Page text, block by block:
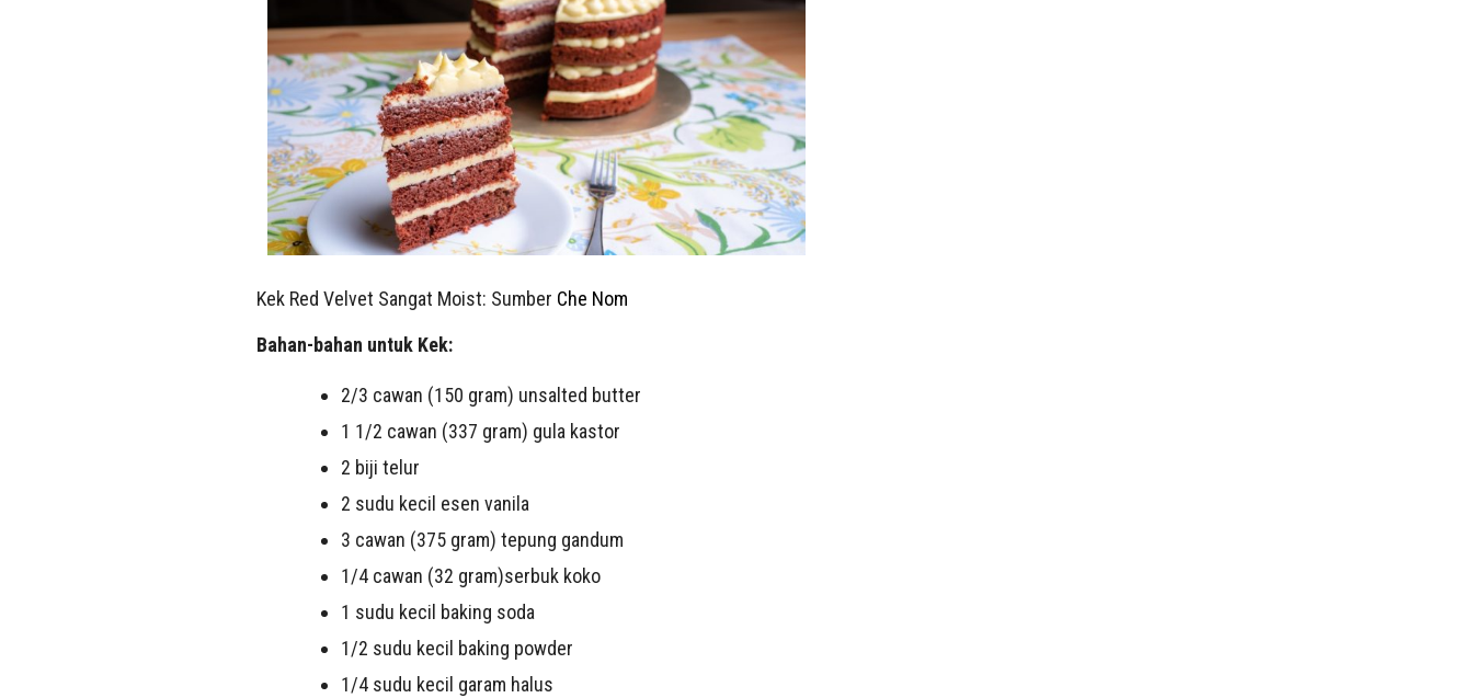
Kek Red Velvet Sangat Moist: Sumber Che Nom
Bahan-bahan untuk Kek:
2/3 cawan (150 gram) unsalted butter
1 1/2 cawan (337 gram) gula kastor
2 biji telur
2 sudu kecil esen vanila
3 cawan (375 gram) tepung gandum
1/4 cawan (32 gram)serbuk koko
1 sudu kecil baking soda
1/2 sudu kecil baking powder
1/4 sudu kecil garam halus